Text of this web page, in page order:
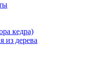
кедра)
из дерева